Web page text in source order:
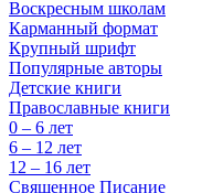
Воскресным школам
Карманный формат
Крупный шрифт
Популярные авторы
Детские книги
Православные книги
0 – 6 лет
6 – 12 лет
12 – 16 лет
Священное Писание